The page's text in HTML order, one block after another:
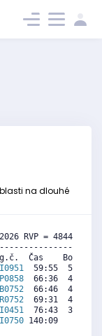
na dlouhé
RVP = 4844/
Čas    Body
59:55  5183
66:36  4681
66:46  4668
69:31  4461
76:43  3920
140:09     0